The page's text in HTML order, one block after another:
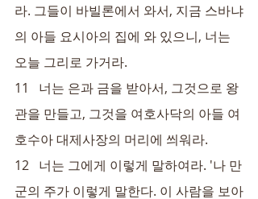
라. 그들이 바빌론에서 와서, 지금 스바냐
의 아들 요시아의 집에 와 있으니, 너는
오늘 그리로 가거라.
11   너는 은과 금을 받아서, 그것으로 왕
관을 만들고, 그것을 여호사닥의 아들 여
호수아 대제사장의 머리에 씌워라.
12   너는 그에게 이렇게 말하여라. '나 만
군의 주가 이렇게 말한다. 이 사람을 보아